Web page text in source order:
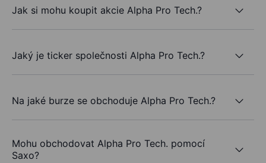
Jak si mohu koupit akcie Alpha Pro Tech.?
Jaký je ticker společnosti Alpha Pro Tech.?
Na jaké burze se obchoduje Alpha Pro Tech.?
Mohu obchodovat Alpha Pro Tech. pomocí
Saxo?